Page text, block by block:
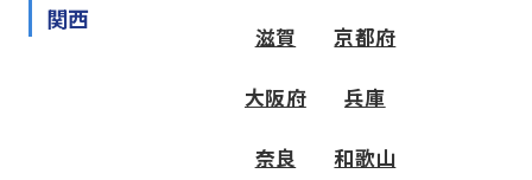
関西
滋賀 京都府
大阪府 兵庫
奈良 和歌山